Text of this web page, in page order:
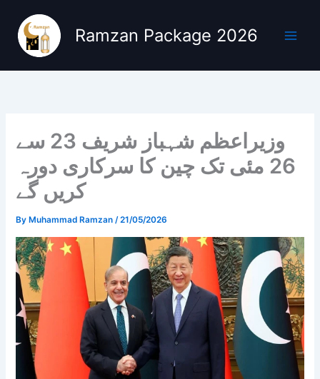
content
Ramzan Package 2026
وزیراعظم شہباز شریف 23 سے
26 مئی تک چین کا سرکاری دورہ
کریں گے
By Muhammad Ramzan/21/05/2026